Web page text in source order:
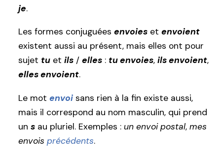
je.
Les formes conjuguées envoies et envoient
existent aussi au présent, mais elles ont pour
sujet tu et ils / elles : tu envoies, ils envoient,
elles envoient.
Le mot envoi sans rien à la fin existe aussi,
mais il correspond au nom masculin, qui prend
un s au pluriel. Exemples : un envoi postal, mes
envois précédents.